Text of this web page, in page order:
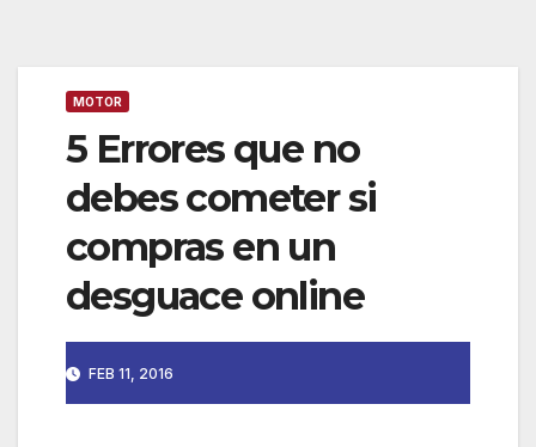
MOTOR
5 Errores que no
debes cometer si
compras en un
desguace online
FEB 11, 2016